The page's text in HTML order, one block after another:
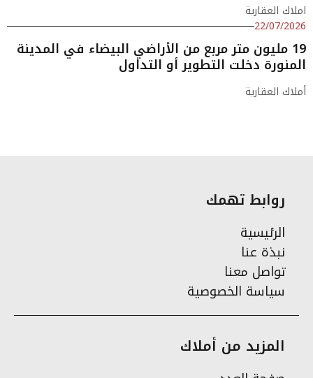
املاك العقارية
22/07/2026
19 مليون متر مربع من الأراضي البيضاء في المدينة
المنورة دخلت التطوير أو التداول
أملاك العقارية
روابط تهمك
الرئيسية
نبذة عنا
تواصل معنا
سياسة الخصوصية
المزيد من أملاك